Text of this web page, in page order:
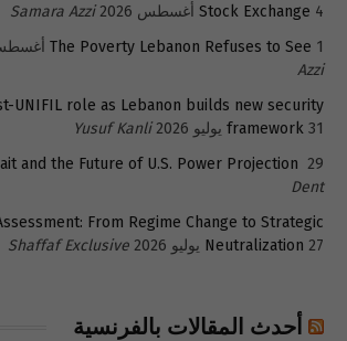
Stock Exchange 4 أغسطس 2026
Samara Azzi
The Poverty Lebanon Refuses to See 1 أغسطس 2026
Azzi
UNIFIL role as Lebanon builds new security
framework 31 يوليو 2026
Yusuf Kanli
and the Future of U.S. Power Projection 29 يوليو 2026
Dent
From Regime Change to Strategic
Neutralization 27 يوليو 2026 Shaffaf Exclusive
أحدث المقالات بالفرنسية